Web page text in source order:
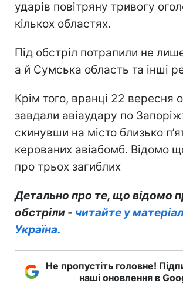
ударів повітряну тривогу
кількох областях.
Під обстріл потрапили не
а й Сумська область та інші
Крім того, вранці 22 вересня
завдали авіаудару по
скинувши на місто близько
керованих авіабомб. Відомо
про трьох загиблих
Детально про те, що відомо
обстріли - читайте у
Україна.
Не пропустіть головне!
наші оновлення в